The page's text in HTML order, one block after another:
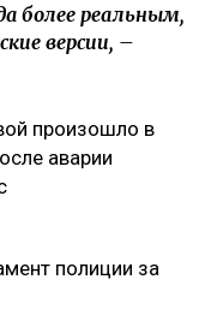
более реальным,
версии, –
произошло в
аварии
полиции за